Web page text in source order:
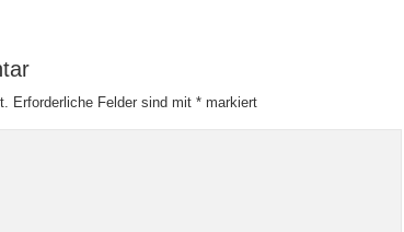
Erforderliche Felder sind mit * markiert